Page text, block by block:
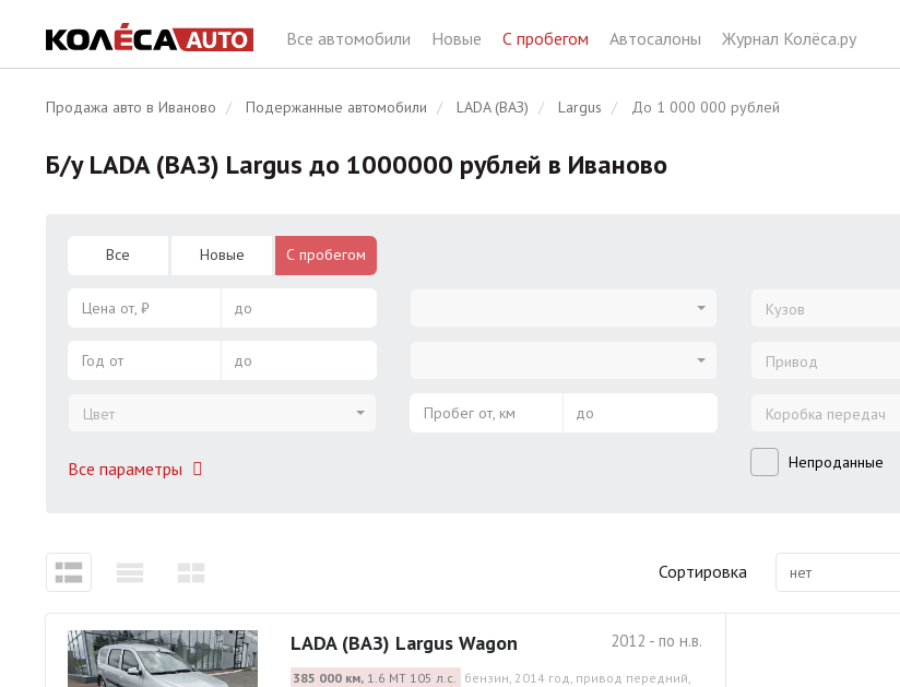
Все автомобили Новые С пробегом Автосалоны Журнал Колёса.ру
Продажа авто в Иваново Подержанные автомобили LADA (ВАЗ) Largus До 1 000 000 рублей
Б/у LADA (ВАЗ) Largus до 1000000 рублей в Иваново
Все Новые С пробегом
Цена от, ₽ до
Год от до
Цвет
Все параметры
Пробег от, км до
Кузов
Привод
Коробка передач
Непроданные
Сортировка нет
2012 - по н.в.
LADA (ВАЗ) Largus Wagon
385 000 км,1.6 МТ 105 л.с. бензин, 2014 год, привод передний,